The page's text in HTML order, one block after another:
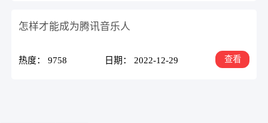
怎样才能成为腾讯音乐人
热度： 9758 日期： 2022-12-29 查看